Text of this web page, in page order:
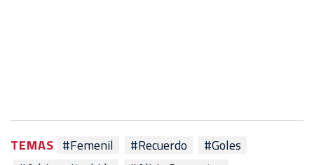
TEMAS #Femenil #Recuerdo
#Goles